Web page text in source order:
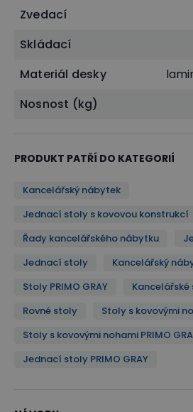
přitom robustní vzhled. Rohové
zajistí i komfortní, ergonomické
Deska stolů je vyrobena z
Zvedací
Skládací
Materiál desky
Nosnost (kg)
PRODUKT PATŘÍ DO KATEGORIÍ
Kancelářský nábytek
Jednací stoly s kovovou konstrukcí
Řady kancelářského nábytku
Jednací stoly
Kancelářský
Stoly PRIMO GRAY
Rovné stoly
Stoly s kovovými
Stoly s kovovými nohami PRIMO
Jednací stoly PRIMO GRAY